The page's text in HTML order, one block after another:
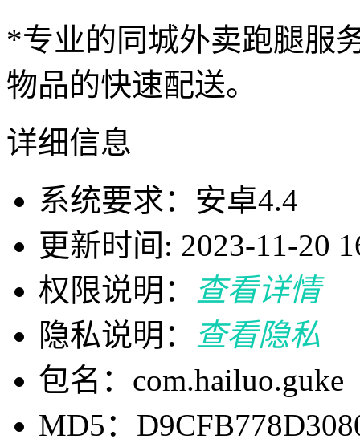
*专业的同城外卖跑腿服
物品的快速配送。
详细信息
系统要求：安卓4.4
更新时间: 2023-11-20
权限说明：
查看详情
隐私说明：
查看隐私
包名：com.hailuo.guke
MD5：